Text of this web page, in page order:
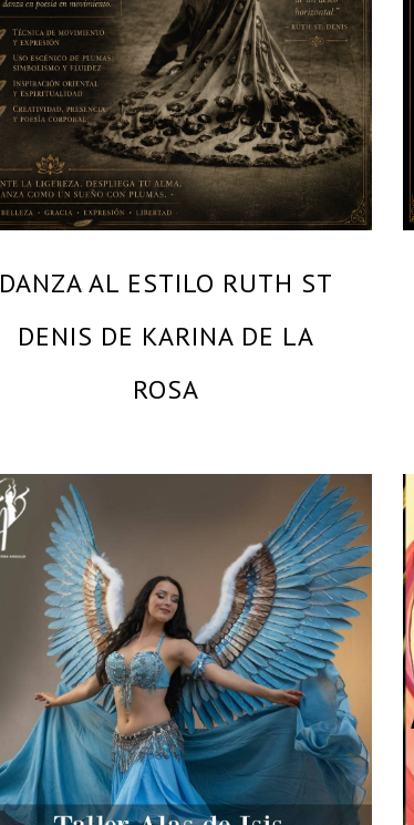
DANZA AL ESTILO RUTH ST
DENIS DE KARINA DE LA
ROSA
By
BARBARA DOMINGUEZ – MAESTRA Y BAILARINA
PROFESIONAL